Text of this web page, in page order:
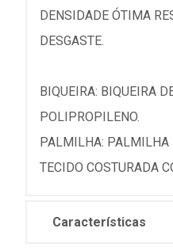
DENSIDADE ÓTIMA
DESGASTE.
BIQUEIRA: BIQUEIRA
POLIPROPILENO.
PALMILHA: PALMILHA
TECIDO COSTURADA
Características